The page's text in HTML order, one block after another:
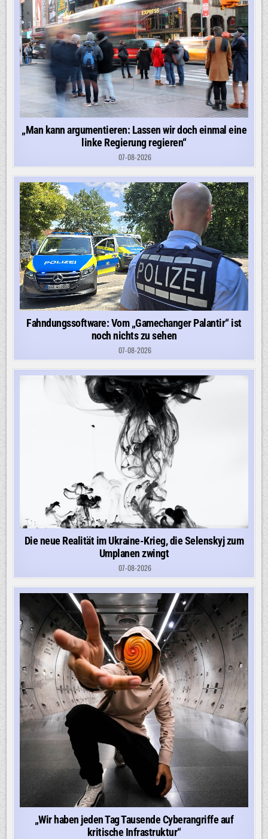
„Man kann argumentieren: Lassen wir doch einmal eine
linke Regierung regieren“
07-08-2026
Fahndungssoftware: Vom „Gamechanger Palantir“ ist
noch nichts zu sehen
07-08-2026
Die neue Realität im Ukraine-Krieg, die Selenskyj zum
Umplanen zwingt
07-08-2026
„Wir haben jeden Tag Tausende Cyberangriffe auf
kritische Infrastruktur“